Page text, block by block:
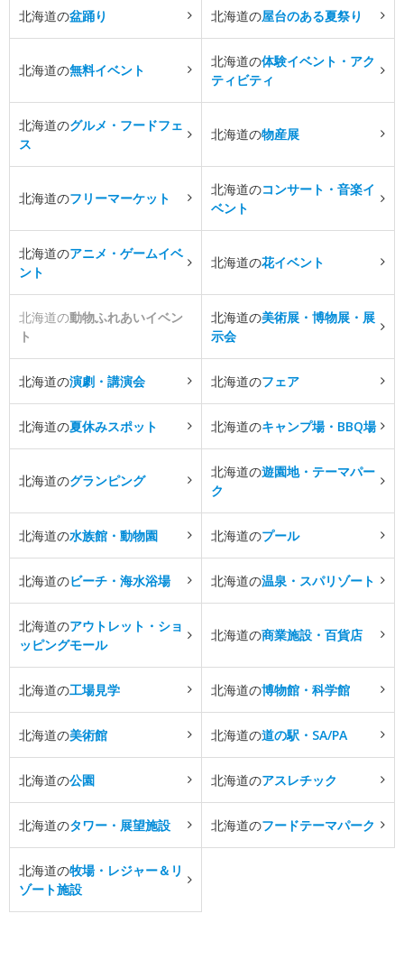
北海道の盆踊り 北海道の屋台のある夏祭り
北海道の無料イベント
北海道の体験イベント・アク
ティビティ
北海道のグルメ・フードフェ
ス
北海道の物産展
北海道のフリーマーケット
北海道のコンサート・音楽イ
ベント
北海道のアニメ・ゲームイベ
ント
北海道の花イベント
北海道の動物ふれあいイベン
ト
北海道の美術展・博物展・展
示会
北海道の演劇・講演会 北海道のフェア
北海道の夏休みスポット 北海道のキャンプ場・BBQ場
北海道のグランピング
北海道の遊園地・テーマパー
ク
北海道の水族館・動物園 北海道のプール
北海道のビーチ・海水浴場 北海道の温泉・スパリゾート
北海道のアウトレット・ショ
ッピングモール
北海道の商業施設・百貨店
北海道の工場見学 北海道の博物館・科学館
北海道の美術館 北海道の道の駅・SA/PA
北海道の公園 北海道のアスレチック
北海道のタワー・展望施設 北海道のフードテーマパーク
北海道の牧場・レジャー＆リ
ゾート施設